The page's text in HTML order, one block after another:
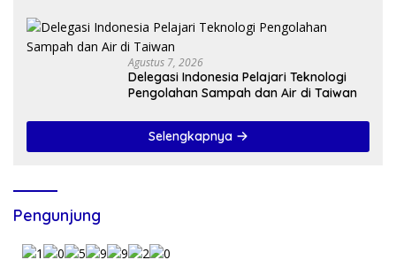
Agustus 7, 2026
Delegasi Indonesia Pelajari Teknologi
Pengolahan Sampah dan Air di Taiwan
Selengkapnya
Pengunjung